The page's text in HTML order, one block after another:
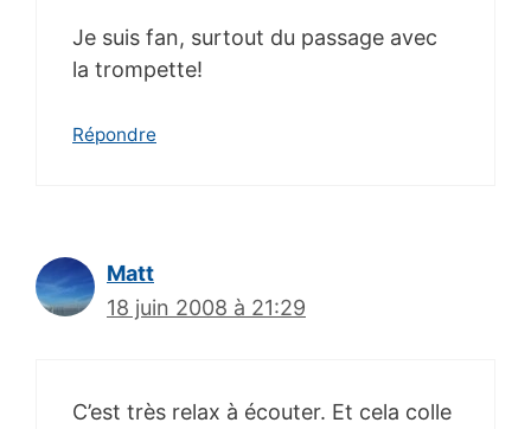
Je suis fan, surtout du passage avec
la trompette!
Répondre
Matt
18 juin 2008 à 21:29
C’est très relax à écouter. Et cela colle